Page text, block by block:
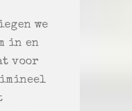
we
in en
voor